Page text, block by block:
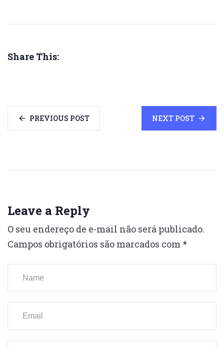
Share This:
PREVIOUS POST NEXT POST
Leave a Reply
O seu endereço de e-mail não será publicado.
Campos obrigatórios são marcados com *